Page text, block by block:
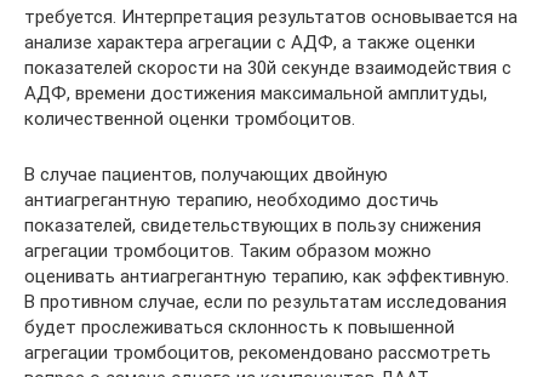
требуется. Интерпретация результатов основывается на
анализе характера агрегации с АДФ, а также оценки
показателей скорости на 30й секунде взаимодействия с
АДФ, времени достижения максимальной амплитуды,
количественной оценки тромбоцитов.
В случае пациентов, получающих двойную
антиагрегантную терапию, необходимо достичь
показателей, свидетельствующих в пользу снижения
агрегации тромбоцитов. Таким образом можно
оценивать антиагрегантную терапию, как эффективную.
В противном случае, если по результатам исследования
будет прослеживаться склонность к повышенной
агрегации тромбоцитов, рекомендовано рассмотреть